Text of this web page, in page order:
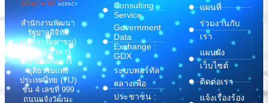
สำนักงานพัฒนา
รัฐบาลดิจิทัล
(องค์การมหาชน)
(สพร.) อาคาร
สถาบันเพื่อการ
ยุติธรรมแห่ง
ประเทศไทย (TIJ)
ชั้น 4 เลขที่ 999
ถนนแจ้งวัฒนะ
Consulting
Service
Government
Data
Exchange :
GDX
ระบบพอร์ทัล
กลางเพื่อ
ประชาชน :
แผนที่
ร่วมงานกับ
เรา
แผนผัง
เว็บไซต์
ติดต่อเรา
แจ้งเรื่องร้อง